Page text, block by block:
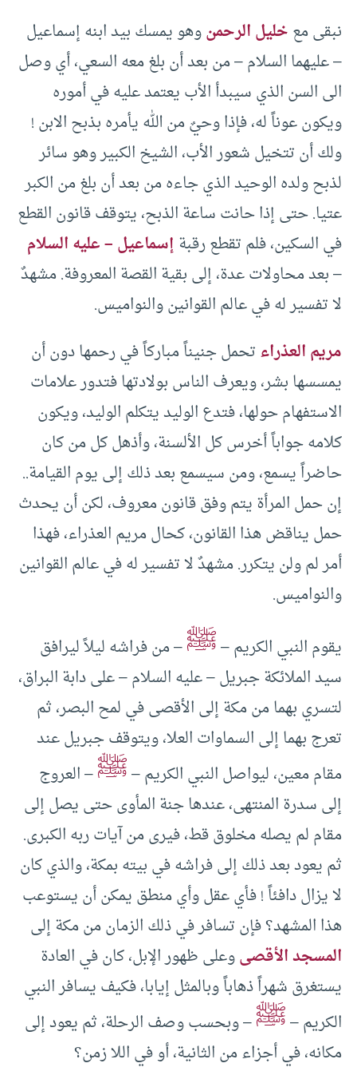
نبقى معخليل الرحمنوهو يمسك بيد ابنه إسماعيل
– عليهما السلام – من بعد أن بلغ معه السعي، أي وصل
الى السن الذي سيبدأ الأب يعتمد عليه في أموره
ويكون عوناً له، فإذا وحيٌ من الله يأمره بذبح الابن !
ولك أن تتخيل شعور الأب، الشيخ الكبير وهو سائر
لذبح ولده الوحيد الذي جاءه من بعد أن بلغ من الكبر
عتيا. حتى إذا حانت ساعة الذبح، يتوقف قانون القطع
في السكين، فلم تقطع رقبةإسماعيل – عليه السلام
– بعد محاولات عدة، إلى بقية القصة المعروفة. مشهدٌ
لا تفسير له في عالم القوانين والنواميس.
مريم العذراءتحمل جنيناً مباركاً في رحمها دون أن
يمسسها بشر، ويعرف الناس بولادتها فتدور علامات
الاستفهام حولها، فتدع الوليد يتكلم الوليد، ويكون
كلامه جواباً أخرس كل الألسنة، وأذهل كل من كان
حاضراً يسمع، ومن سيسمع بعد ذلك إلى يوم القيامة..
إن حمل المرأة يتم وفق قانون معروف، لكن أن يحدث
حمل يناقض هذا القانون، كحال مريم العذراء، فهذا
أمر لم ولن يتكرر. مشهدٌ لا تفسير له في عالم القوانين
والنواميس.
يقوم النبي الكريم –ﷺ– من فراشه ليلاً ليرافق
سيد الملائكة جبريل – عليه السلام – على دابة البراق،
لتسري بهما من مكة إلى الأقصى في لمح البصر، ثم
تعرج بهما إلى السماوات العلا، ويتوقف جبريل عند
مقام معين، ليواصل النبي الكريم –ﷺ– العروج
إلى سدرة المنتهى، عندها جنة المأوى حتى يصل إلى
مقام لم يصله مخلوق قط، فيرى من آيات ربه الكبرى.
ثم يعود بعد ذلك إلى فراشه في بيته بمكة، والذي كان
لا يزال دافئاً ! فأي عقل وأي منطق يمكن أن يستوعب
هذا المشهد؟ فإن تسافر في ذلك الزمان من مكة إلى
المسجد الأقصىوعلى ظهور الإبل، كان في العادة
يستغرق شهراً ذهاباً وبالمثل إيابا، فكيف يسافر النبي
الكريم –ﷺ– وبحسب وصف الرحلة، ثم يعود إلى
مكانه، في أجزاء من الثانية، أو في اللا زمن؟